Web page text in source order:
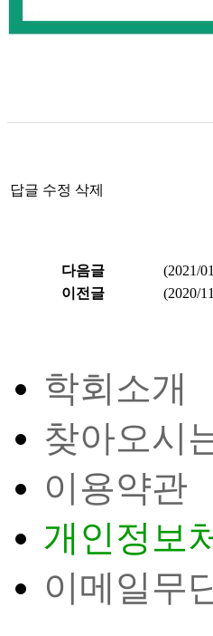
답글 수정 삭제
다음글 (2021/
이전글
(2020/
학회소개
찾아오시
이용약관
개인정보
이메일무